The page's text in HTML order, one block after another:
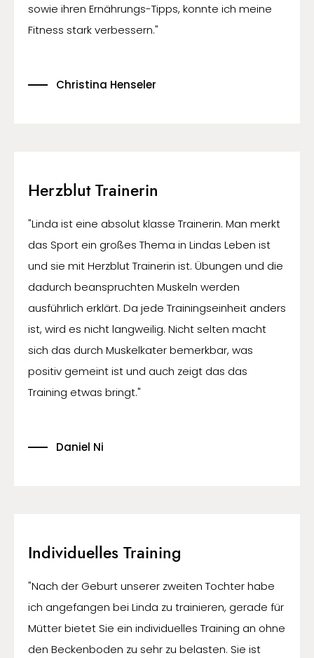
sowie ihren Ernährungs-Tipps, konnte ich meine
Fitness stark verbessern."
Christina Henseler
Herzblut Trainerin
"Linda ist eine absolut klasse Trainerin. Man merkt
das Sport ein großes Thema in Lindas Leben ist
und sie mit Herzblut Trainerin ist. Übungen und die
dadurch beanspruchten Muskeln werden
ausführlich erklärt. Da jede Trainingseinheit anders
ist, wird es nicht langweilig. Nicht selten macht
sich das durch Muskelkater bemerkbar, was
positiv gemeint ist und auch zeigt das das
Training etwas bringt."
Daniel Ni
Individuelles Training
"Nach der Geburt unserer zweiten Tochter habe
ich angefangen bei Linda zu trainieren, gerade für
Mütter bietet Sie ein individuelles Training an ohne
den Beckenboden zu sehr zu belasten. Sie ist